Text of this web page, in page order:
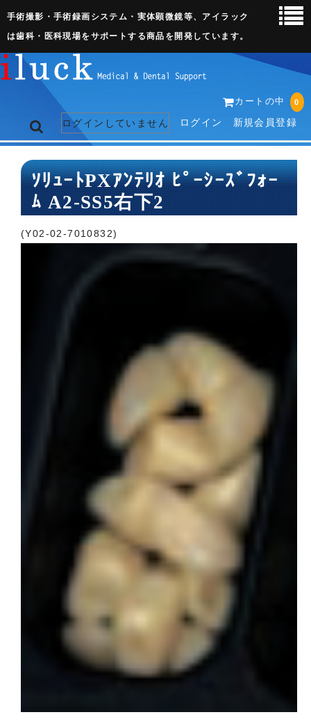
手術撮影・手術録画システム・実体顕微鏡等、アイラック
は歯科・医科現場をサポートする商品を開発しています。
カートの中 0
ログインしていません ログイン 新規会員登録
トップページ
ネット販売ページ
歯科関連機器
ｿﾘｭｰﾄPXｱﾝﾃﾘｵ ﾋﾟｰｼｰｽﾞﾌｫｰ
ﾑ A2-SS5右下2
(Y02-02-7010832)